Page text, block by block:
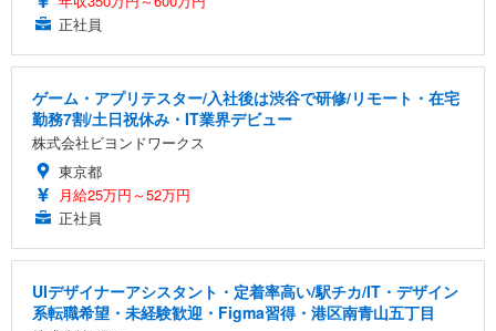
正社員
ゲーム・アプリテスター/入社後は渋谷で研修/リモート・在宅
勤務7割/土日祝休み・IT業界デビュー
株式会社ビヨンドワークス
東京都
月給25万円～52万円
正社員
UIデザイナーアシスタント・定着率高い/駅チカ/IT・デザイン
系転職希望・未経験歓迎・Figma習得・港区南青山五丁目